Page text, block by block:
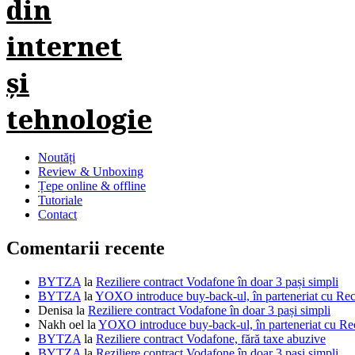
Noutăți
Review & Unboxing
Țepe online & offline
Tutoriale
Contact
Comentarii recente
BYTZA la Reziliere contract Vodafone în doar 3 pași simpli
BYTZA la YOXO introduce buy-back-ul, în parteneriat cu
Denisa la Reziliere contract Vodafone în doar 3 pași simpli
Nakh oel la YOXO introduce buy-back-ul, în parteneriat cu
BYTZA la Reziliere contract Vodafone, fără taxe abuzive